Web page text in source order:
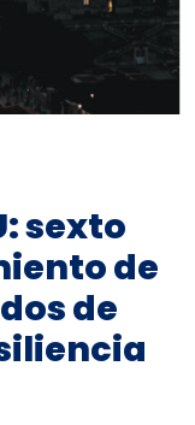
sexto
de
de